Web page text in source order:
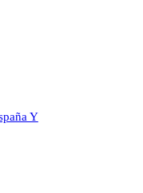
Y